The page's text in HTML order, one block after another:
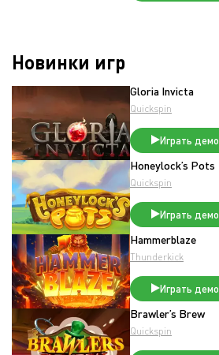
Новинки игр
Gloria Invicta
Quickspin
Играть демо
Honeylock’s Pots
Quickspin
Играть демо
Hammerblaze
Thunderkick
Играть демо
Brawler’s Brew
Quickspin